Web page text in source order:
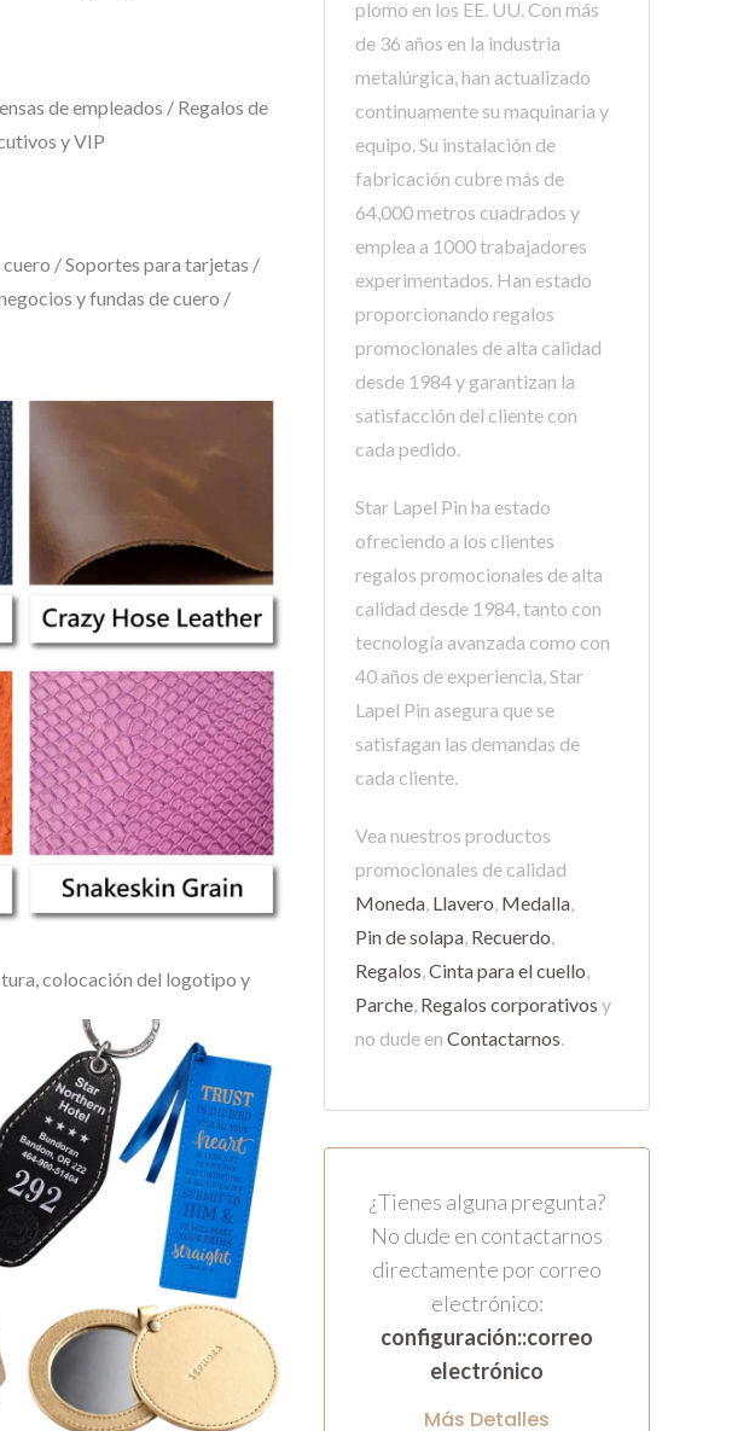
de empleados / Regalos de
y VIP
/ Soportes para tarjetas /
y fundas de cuero /
colocación del logotipo y
plomo en los EE. UU. Con más
de 36 años en la industria
metalúrgica, han actualizado
continuamente su maquinaria y
equipo. Su instalación de
fabricación cubre más de
64,000 metros cuadrados y
emplea a 1000 trabajadores
experimentados. Han estado
proporcionando regalos
promocionales de alta calidad
desde 1984 y garantizan la
satisfacción del cliente con
cada pedido.
Star Lapel Pin ha estado
ofreciendo a los clientes
regalos promocionales de alta
calidad desde 1984, tanto con
tecnología avanzada como con
40 años de experiencia, Star
Lapel Pin asegura que se
satisfagan las demandas de
cada cliente.
Vea nuestros productos
promocionales de calidad
Moneda, Llavero, Medalla,
Pin de solapa, Recuerdo,
Regalos,Cinta para el cuello,
Parche, Regalos corporativos y
no dude en Contactarnos.
¿Tienes alguna pregunta?
No dude en contactarnos
directamente por correo
electrónico:
configuración::correo
electrónico
Más Detalles